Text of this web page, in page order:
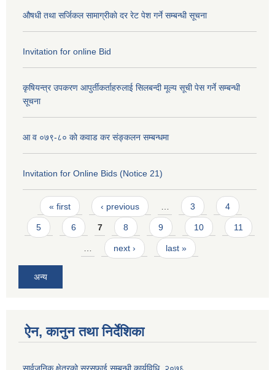
औषधी तथा सर्जिकल सामाग्रीकाे दर रेट पेश गर्ने सम्बन्धी सूचना
Invitation for online Bid
कृषियन्त्र उपकरण आपुर्तीकर्ताहरुलाई सिलबन्दी मूल्य सूची पेस गर्ने सम्बन्धी
सूचना
आ व ०७९-८० काे कवाड कर संङ्कलन सम्बन्धमा
Invitation for Online Bids (Notice 21)
Pages
« first ‹ previous … 3 4
5 6 7 8 9 10 11
… next › last »
अन्य
ऐन, कानुन तथा निर्देशिका